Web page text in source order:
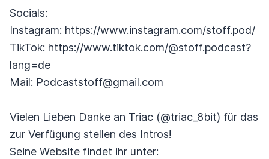
Socials:
Instagram: https://www.instagram.com/stoff.pod/
TikTok: https://www.tiktok.com/@stoff.podcast?
lang=de
Mail: Podcaststoff@gmail.com
Vielen Lieben Danke an Triac (@triac_8bit) für das
zur Verfügung stellen des Intros!
Seine Website findet ihr unter: